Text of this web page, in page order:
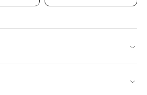
20